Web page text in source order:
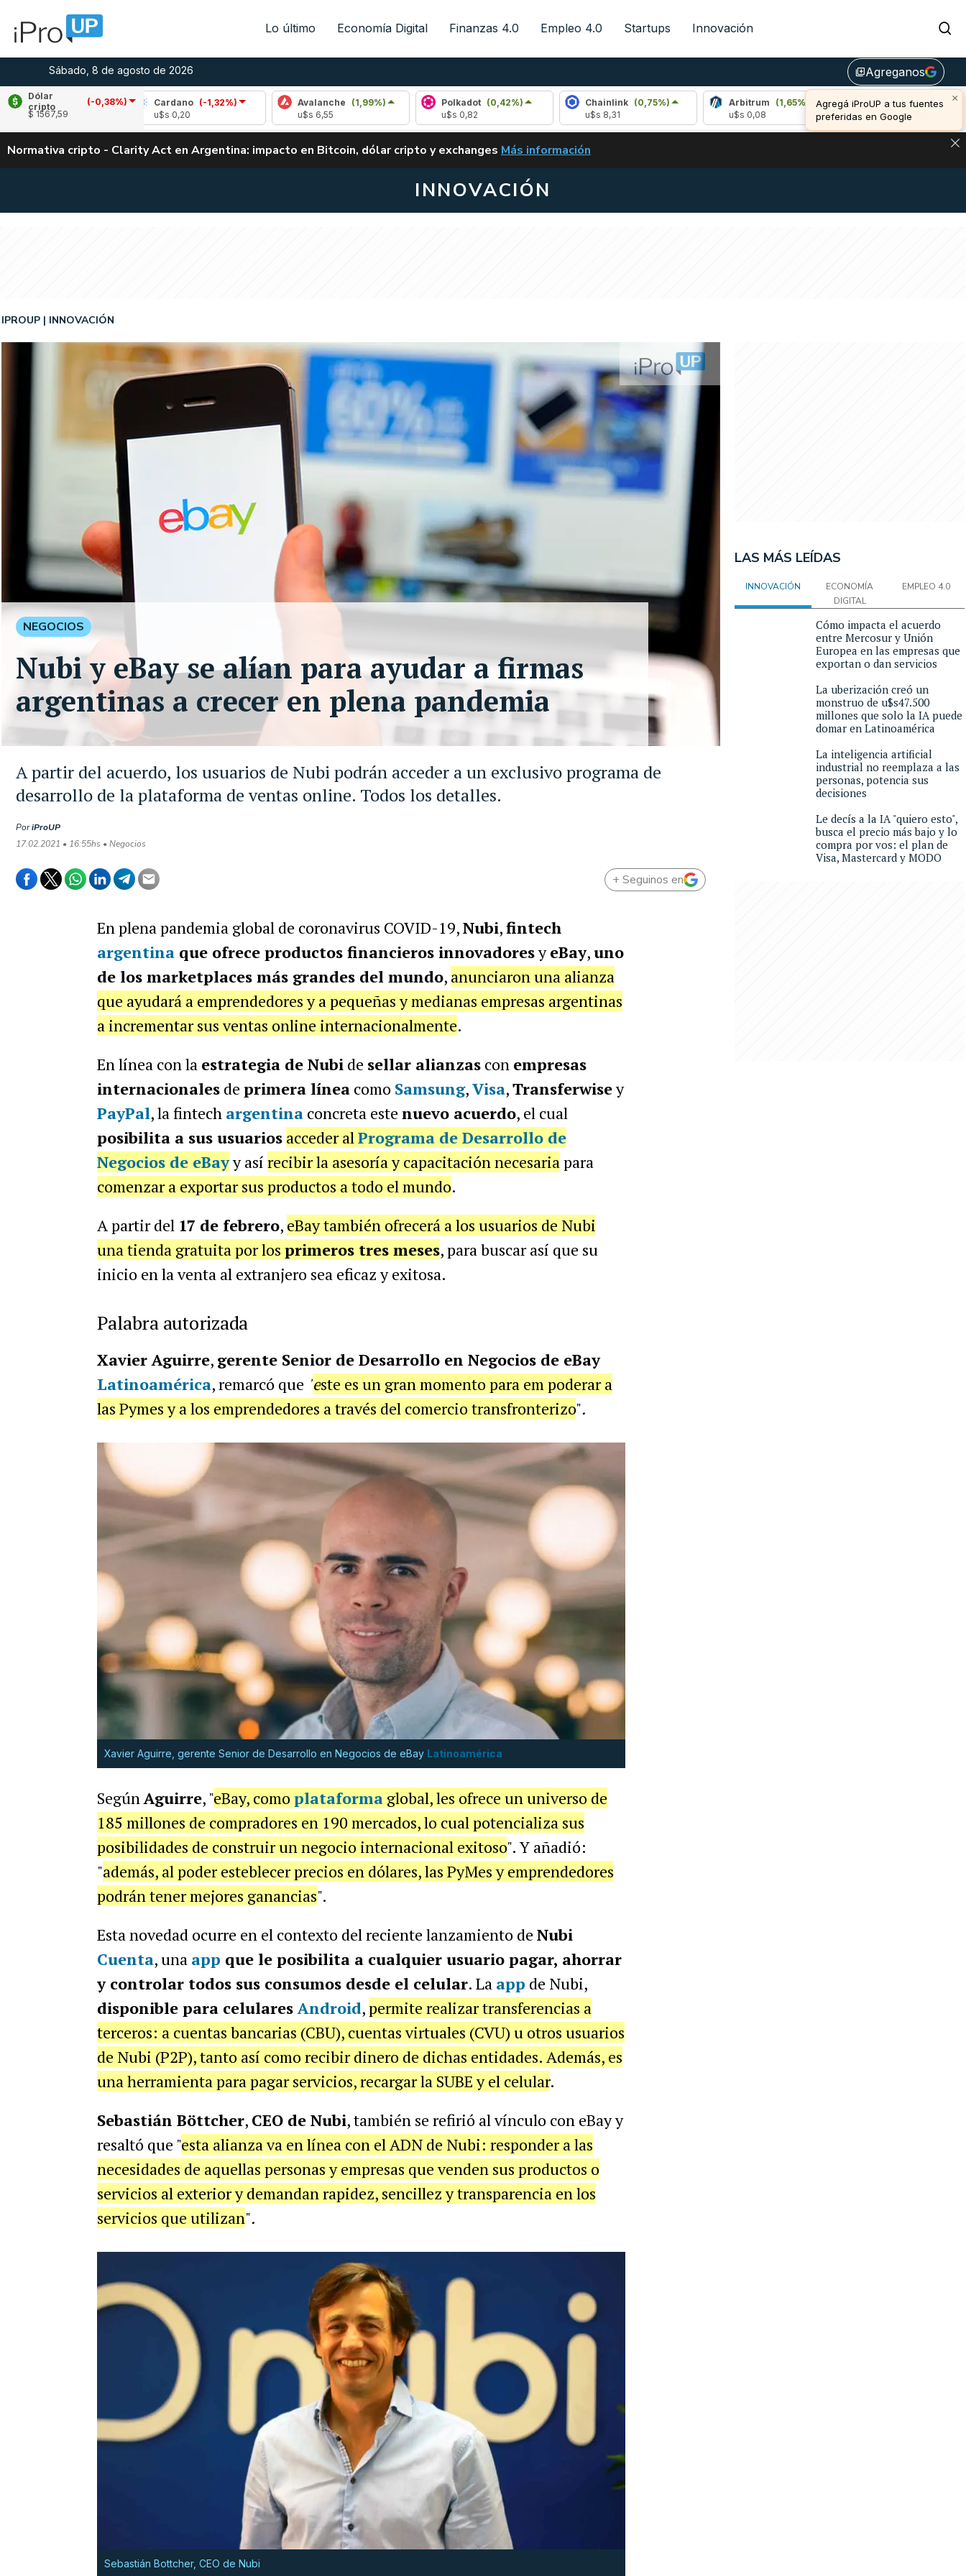
Lo último Economía Digital Finanzas 4.0 Empleo 4.0 Startups Innovación
Sábado, 8 de agosto de 2026 library_addAgreganos
×
Agregá iProUP a tus fuentes
preferidas en Google
Dólar
cripto
(-0,38%)
$ 1567,59
Cardano
(-1,32%)
Avalanche
(1,99%)
Polkadot (0,42%)
Chainlink (0,75%)
Arbitrum (1,65%)
Bitcoin (0,29%)
u$s 64.974,00
Normativa cripto - Clarity Act en Argentina: impacto en Bitcoin, dólar cripto y exchanges CLARITY ACT EN ARGENTINA: IMPACTO EN BITCOIN, DÓLAR CRIPTO Y EXCHANGES
Más información
INNOVACIÓN
A partir del acuerdo, los usuarios de Nubi podrán acceder a un exclusivo programa de
desarrollo de la plataforma de ventas online. Todos los detalles.
IPROUP INNOVACIÓN
PoriProUP
17.02.2021 • 16:55hs • Negocios
NEGOCIOS
Nubi y eBay se alían para ayudar a firmas
argentinas a crecer en plena pandemia
+ Seguinos en
En plena pandemia global de coronavirus COVID-19,Nubi,fintech
argentinaque ofrece productos financieros innovadoresyeBay,uno
de los marketplaces más grandes del mundo, anunciaron una alianza
que ayudará a emprendedores y a pequeñas y medianas empresas argentinas
a incrementar sus ventas online internacionalmente.
En línea con la estrategia de Nubide sellar alianzascon empresas
internacionalesde primera líneacomo Samsung,Visa,Transferwisey
PayPal, la fintech argentinaconcreta este nuevo acuerdo, el cual
posibilita a sus usuarios acceder alPrograma de Desarrollo de
Negocios de eBayy así recibir la asesoría y capacitación necesariapara
comenzar a exportar sus productos a todo el mundo.
A partir del 17 de febrero, eBay también ofrecerá a los usuarios de Nubi
una tienda gratuita por los primeros tres meses, para buscar así que su
inicio en la venta al extranjero sea eficaz y exitosa.
Palabra autorizada
Xavier Aguirre, gerente Senior de Desarrollo en Negocios de eBay
Latinoamérica, remarcó que "este es un gran momento para em poderar a
las Pymes y a los emprendedores a través del comercio transfronterizo".
Xavier Aguirre, gerente Senior de Desarrollo en Negocios de eBay Latinoamérica
SegúnAguirre, "eBay, como plataformaglobal, les ofrece un universo de
185 millones de compradores en 190 mercados, lo cual potencializa sus
posibilidades de construir un negocio internacional exitoso". Y añadió:
"además, al poder esteblecer precios en dólares, las PyMes y emprendedores
podrán tener mejores ganancias".
Esta novedad ocurre en el contexto del reciente lanzamiento de Nubi
Cuenta, una app que le posibilita a cualquier usuario pagar, ahorrar
y controlar todos sus consumos desde el celular. La app de Nubi,
disponible para celularesAndroid,permite realizar transferencias a
terceros: a cuentas bancarias (CBU), cuentas virtuales (CVU) u otros usuarios
de Nubi (P2P), tanto así como recibir dinero de dichas entidades. Además, es
una herramienta para pagar servicios, recargar la SUBE y el celular.
Sebastián Böttcher, CEO de Nubi, también se refirió al vínculo con eBay y
resaltó que "esta alianza va en línea con el ADN de Nubi: responder a las
necesidades de aquellas personas y empresas que venden sus productos o
servicios al exterior y demandan rapidez, sencillez y transparencia en los
servicios que utilizan".
Sebastián Bottcher, CEO de Nubi
LAS MÁS LEÍDAS
INNOVACIÓN
ECONOMÍA
DIGITAL
EMPLEO 4.0
Cómo impacta el acuerdo
entre Mercosur y Unión
Europea en las empresas que
exportan o dan servicios
La uberización creó un
monstruo de u$s47.500
millones que solo la IA puede
domar en Latinoamérica
La inteligencia artificial
industrial no reemplaza a las
personas, potencia sus
decisiones
Le decís a la IA "quiero esto",
busca el precio más bajo y lo
compra por vos: el plan de
Visa, Mastercard y MODO